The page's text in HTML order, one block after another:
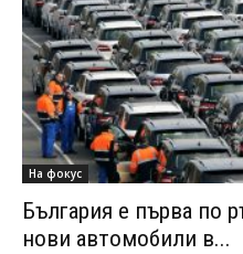
На фокус
България е първа по
нови автомобили в...